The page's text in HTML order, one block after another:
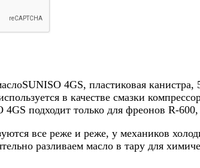
4GS, пластиковая канистра,
в качестве смазки
подходит только для фреонов R-
все реже и реже, у механиков
разливаем масло в тару для